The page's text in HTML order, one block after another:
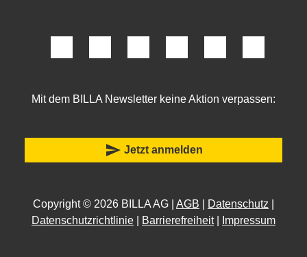
Mit dem BILLA Newsletter keine Aktion verpassen:
send Jetzt anmelden
Copyright © 2026 BILLA AG | AGB Datenschutz
Datenschutzrichtlinie
Barrierefreiheit| Impressum